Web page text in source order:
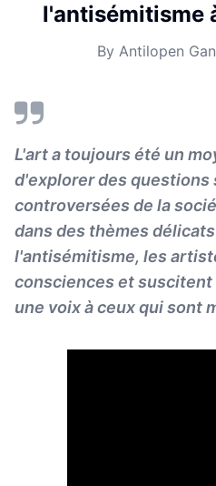
l'antisémitisme
By Antilopen
L'art a toujours été un
d'explorer des questions
controversées de la
dans des thèmes
l'antisémitisme, les
consciences et
une voix à ceux qui sont